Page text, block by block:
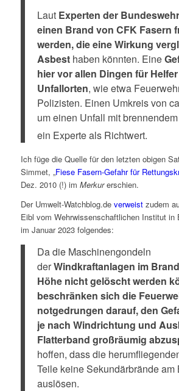
Laut Experten der
einen Brand von CFK Fasern
werden, die eine Wirkung
Asbest haben könnten. Eine
hier vor allen Dingen für
Unfallorten, wie etwa
Polizisten. Einen Umkreis von
um einen Unfall mit
ein Experte als Richtwert.
Ich füge die Quelle für den letzten obigen
Simmet, „Fiese Fasern-Gefahr für
Dez. 2010 (!) im Merkurerschien.
Der Umwelt-Watchblog.de verweistzudem
Eibl vom Wehrwissenschaftlichen Institut in
im Januar 2023 folgendes:
Da die Maschinengondeln
derWindkraftanlagen im
Höhe nicht gelöscht werden
beschränken sich die
notgedrungen darauf, den
je nach Windrichtung und
Flatterband großräumig
hoffen, dass die
Teile keine Sekundärbrände am
auslösen.